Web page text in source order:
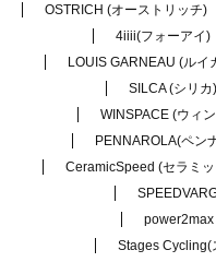
OSTRICH (オーストリッチ)
4iiii(フォーアイ)
LOUIS GARNEAU (ルイ
SILCA (シリカ)
WINSPACE (ウィ
PENNAROLA(ペン
CeramicSpeed (セラミ
power2max
Stages